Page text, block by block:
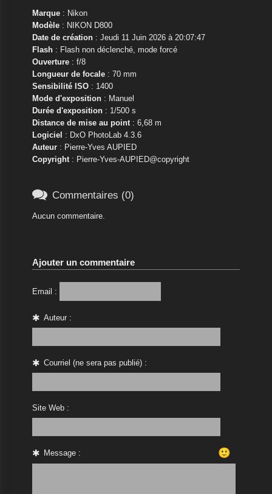
Marque: Nikon
Modèle: NIKON D800
Date de création: Jeudi 11 Juin 2026 à 20:07:47
Flash: Flash non déclenché, mode forcé
Ouverture: f/8
Longueur de focale: 70 mm
Sensibilité ISO: 1400
Mode d'exposition: Manuel
Durée d'exposition: 1/500 s
Distance de mise au point: 6,68 m
Logiciel : DxO PhotoLab 4.3.6
Auteur: Pierre-Yves AUPIED
Copyright: Pierre-Yves-AUPIED@copyright
 Commentaires (0)
Aucun commentaire.
Ajouter un commentaire
Email :
Auteur :
Courriel (ne sera pas publié) :
Site Web :
Message : 🙂